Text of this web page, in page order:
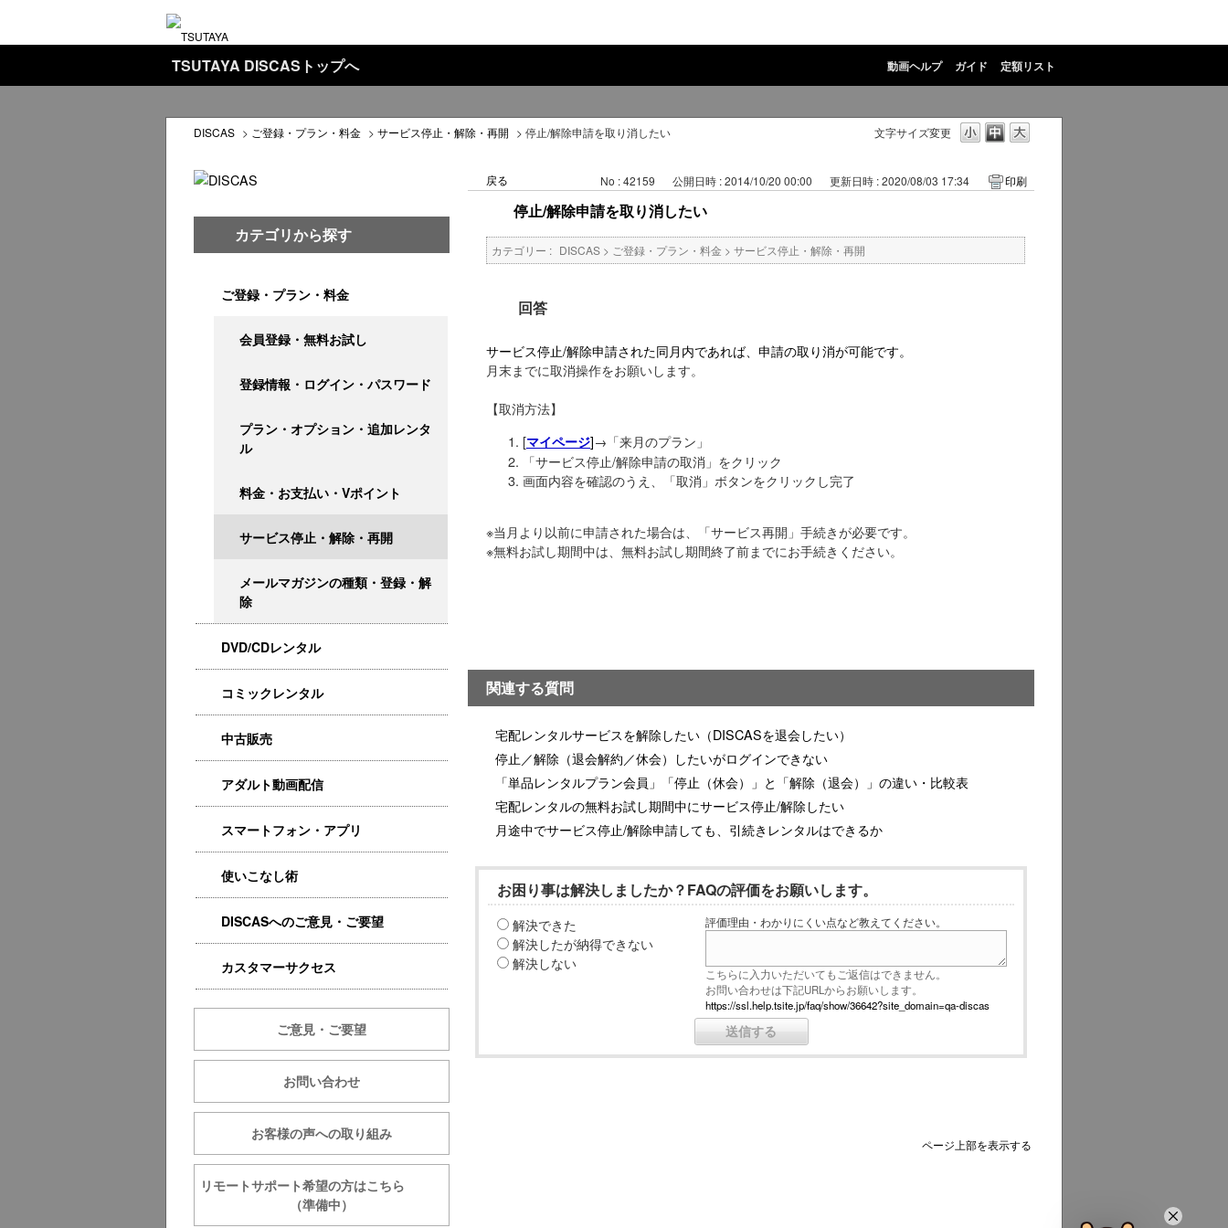
TSUTAYA DISCASトップへ 動画ヘルプ ガイド 定額リスト
文字サイズ変更
DISCAS > ご登録・プラン・料金 > サービス停止・解除・再開 > 停止/解除申請を取り消したい
カテゴリから探す
ご登録・プラン・料金
会員登録・無料お試し
登録情報・ログイン・パスワード
プラン・オプション・追加レンタ
ル
料金・お支払い・Vポイント
サービス停止・解除・再開
メールマガジンの種類・登録・解
除
DVD/CDレンタル
コミックレンタル
中古販売
アダルト動画配信
スマートフォン・アプリ
使いこなし術
DISCASへのご意見・ご要望
カスタマーサクセス
ご意見・ご要望
お問い合わせ
お客様の声への取り組み
リモートサポート希望の方はこちら
（準備中）
戻る No : 42159 公開日時 : 2014/10/20 00:00 更新日時 : 2020/08/03 17:34 印刷
停止/解除申請を取り消したい
カテゴリー : DISCAS > ご登録・プラン・料金 > サービス停止・解除・再開
回答
サービス停止/解除申請された同月内であれば、申請の取り消が可能です。
月末までに取消操作をお願いします。
【取消方法】
[マイページ]→「来月のプラン」
「サービス停止/解除申請の取消」をクリック
画面内容を確認のうえ、「取消」ボタンをクリックし完了
※当月より以前に申請された場合は、「サービス再開」手続きが必要です。
※無料お試し期間中は、無料お試し期間終了前までにお手続きください。
関連する質問
宅配レンタルサービスを解除したい（DISCASを退会したい）
停止／解除（退会解約／休会）したいがログインできない
「単品レンタルプラン会員」「停止（休会）」と「解除（退会）」の違い・比較表
宅配レンタルの無料お試し期間中にサービス停止/解除したい
月途中でサービス停止/解除申請しても、引続きレンタルはできるか
お困り事は解決しましたか？FAQの評価をお願いします。
解決できた
解決したが納得できない
解決しない
評価理由・わかりにくい点など教えてください。
こちらに入力いただいてもご返信はできません。
お問い合わせは下記URLからお願いします。
https://ssl.help.tsite.jp/faq/show/36642?site_domain=qa-discas
ページ上部を表示する